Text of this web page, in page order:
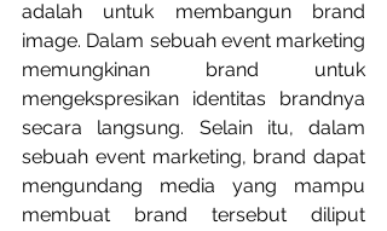
adalah untuk membangun brand
image. Dalam sebuah event marketing
memungkinan brand untuk
mengekspresikan identitas brandnya
secara langsung. Selain itu, dalam
sebuah event marketing, brand dapat
mengundang media yang mampu
membuat brand tersebut diliput